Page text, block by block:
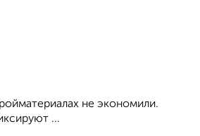
не экономили.
...